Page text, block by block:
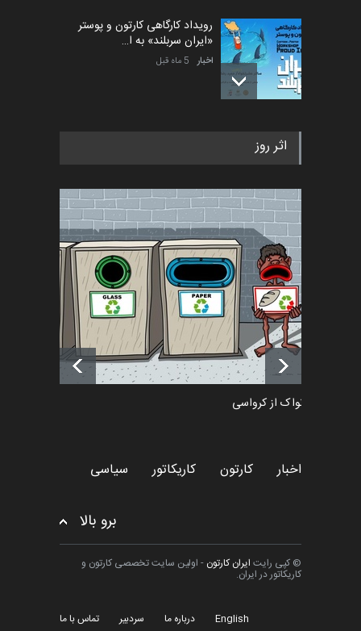
رویداد کارگاهی کارتون و پوستر
«ایران سربلند» به ا…
اخبار 5 ماه قبل
فراخوان رویداد کارگاهی کارتون و
اخبار 6 ماه قبل
تسلیت به همکار | سهراب خیری
اخبار 6 ماه قبل
آغاز دوره‌های تخصصی فصل
تابستان 1405 خانه کاریکات…
اخبار حدود یک ماه قبل
اثر روز
دمیر نواک از کرواسی
اخبار کارتون کاریکاتور سیاسی
برو بالا
© کپی رایت ایران کارتون - اولین سایت تخصصی کارتون و
کاریکاتور در ایران.
English درباره ما سردبیر تماس با ما